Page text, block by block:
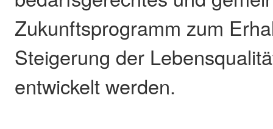
Zukunftsprogramm zum
Steigerung der
entwickelt werden.